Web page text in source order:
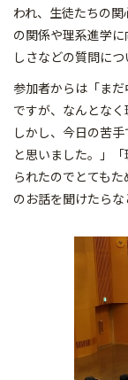
われ、生徒たちの
の関係や理系進学
しさなどの質問につ
参加者からは「ま
ですが、なんとなく
しかし、今日の苦
と思いました。」
られたのでとても
のお話を聞けたらな